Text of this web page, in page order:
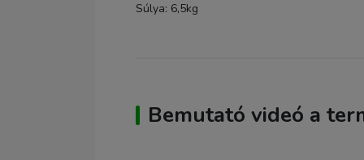
Súlya: 6,5kg
Bemutató videó a